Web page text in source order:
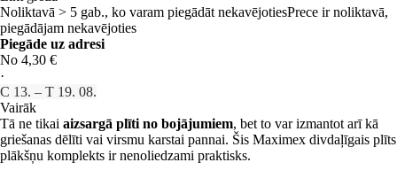
Noliktavā > 5 gab., ko varam piegādāt nekavējotiesPrece ir noliktavā,
piegādājam nekavējoties
Piegāde uz adresi
No 4,30 €
·
C 13. – T 19. 08.
Vairāk
Tā ne tikai aizsargā plīti no bojājumiem, bet to var izmantot arī kā
griešanas dēlīti vai virsmu karstai pannai. Šis Maximex divdaļīgais plīts
plākšņu komplekts ir nenoliedzami praktisks.